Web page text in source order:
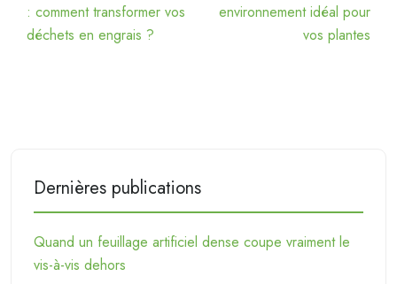
: comment transformer vos
déchets en engrais ?
environnement idéal pour
vos plantes
Dernières publications
Quand un feuillage artificiel dense coupe vraiment le
vis-à-vis dehors